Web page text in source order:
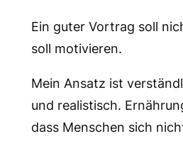
Ein guter Vortrag soll
soll motivieren.
Mein Ansatz ist
und realistisch.
dass Menschen sich